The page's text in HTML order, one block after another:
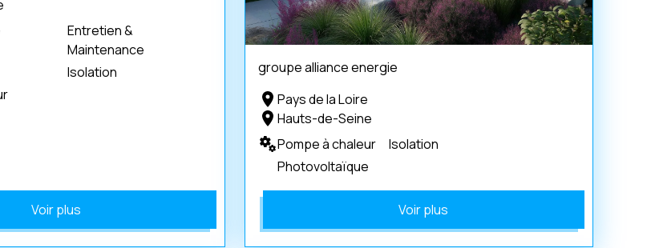
Entretien &
Maintenance
Isolation
Voir plus
groupe alliance energie
Pays de la Loire
Hauts-de-Seine
Pompe à chaleur
Isolation
Photovoltaïque
Voir plus